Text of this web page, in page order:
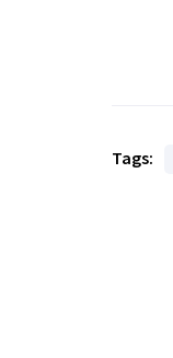
Tags: